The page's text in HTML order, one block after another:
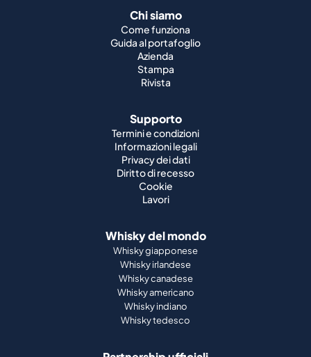
Chi siamo
Come funziona
Guida al portafoglio
Azienda
Stampa
Rivista
Supporto
Termini e condizioni
Informazioni legali
Privacy dei dati
Diritto di recesso
Cookie
Lavori
Whisky del mondo
Whisky giapponese
Whisky irlandese
Whisky canadese
Whisky americano
Whisky indiano
Whisky tedesco